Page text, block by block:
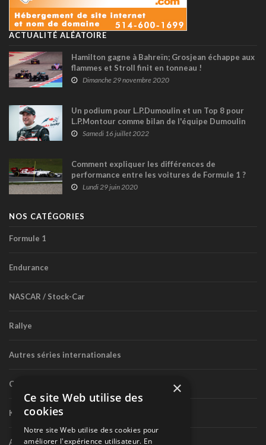
ACTUALITÉ ALÉATOIRE
Hamilton gagne à Bahreïn; Grosjean échappe aux
flammes et Stroll finit en tonneau !
Dimanche 29 novembre 2020
Un podium pour L.P.Dumoulin et un Top 8 pour
L.P.Montour comme bilan de l'équipe Dumoulin
Compétition à Toronto
Samedi 16 juillet 2022
Comment expliquer les différences de
performance entre les voitures de Formule 1 ?
Lundi 29 juin 2020
NOS CATÉGORIES
Formule 1
Endurance
NASCAR / Stock-Car
Rallye
Autres séries internationales
Circuit routier canadien
Karting
Autres séries nationales
×
Ce site Web utilise des
cookies
Notre site Web utilise des cookies pour
améliorer l'expérience utilisateur. En